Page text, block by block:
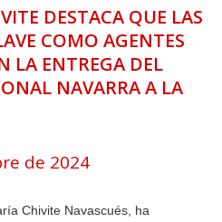
DESTACA QUE LAS
COMO AGENTES
LA ENTREGA DEL
NAVARRA A LA
de 2024
Chivite Navascués, ha